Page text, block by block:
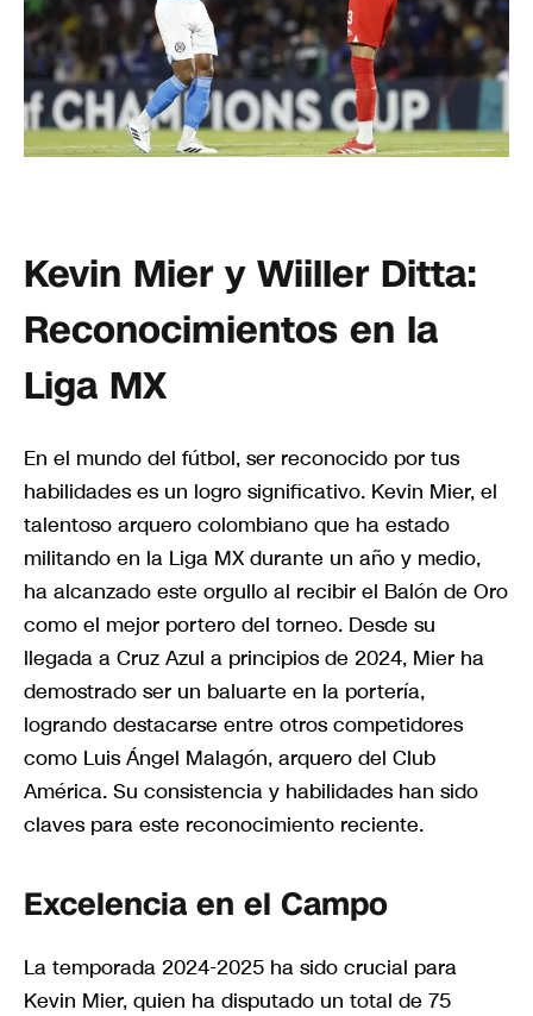
Kevin Mier y Wiiller Ditta:
Reconocimientos en la
Liga MX
En el mundo del fútbol, ser reconocido por tus
habilidades es un logro significativo. Kevin Mier, el
talentoso arquero colombiano que ha estado
militando en la Liga MX durante un año y medio,
ha alcanzado este orgullo al recibir el Balón de Oro
como el mejor portero del torneo. Desde su
llegada a Cruz Azul a principios de 2024, Mier ha
demostrado ser un baluarte en la portería,
logrando destacarse entre otros competidores
como Luis Ángel Malagón, arquero del Club
América. Su consistencia y habilidades han sido
claves para este reconocimiento reciente.
Excelencia en el Campo
La temporada 2024-2025 ha sido crucial para
Kevin Mier, quien ha disputado un total de 75